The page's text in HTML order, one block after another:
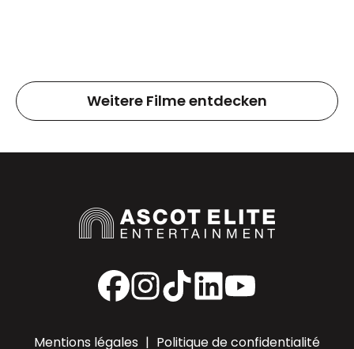
Weitere Filme entdecken
Facebook
Instagram
TikTokLinkedInYouTube
Mentions légales | Politique de confidentialité